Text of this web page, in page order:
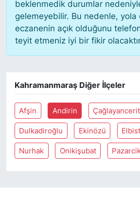
beklenmedik durumlar
gelemeyebilir. Bu nedenle, yola
eczanenin açık olduğunu telefon
teyit etmeniz iyi bir fikir
Kahramanmaraş Diğer İlçeler
Afşin Andirin Çağlayancerit
Dulkadiroğlu Ekinözü
Nurhak Onikişubat
SEKTÖR
SİYASET
SPOR
TEKNOLOJİ
TÜRKİYE VE DÜNYA